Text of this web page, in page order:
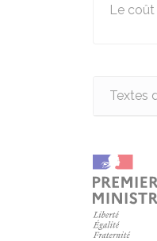
Le
Textes